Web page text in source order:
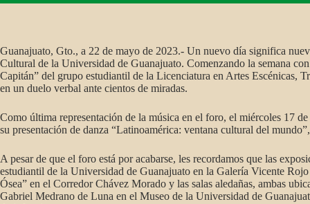
Guanajuato, Gto., a 22 de mayo de 2023.- Un nuevo día significa
Cultural de la Universidad de Guanajuato. Comenzando la semana
Capitán” del grupo estudiantil de la Licenciatura en Artes Escénicas,
en un duelo verbal ante cientos de miradas.
Como última representación de la música en el foro, el miércoles 17
su presentación de danza “Latinoamérica: ventana cultural del
A pesar de que el foro está por acabarse, les recordamos que las
estudiantil de la Universidad de Guanajuato en la Galería Vicente
Ósea” en el Corredor Chávez Morado y las salas aledañas, ambas
Gabriel Medrano de Luna en el Museo de la Universidad de